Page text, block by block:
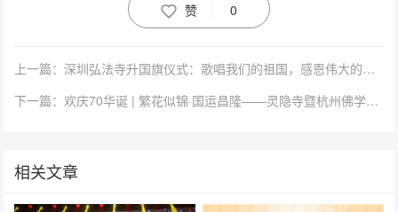
赞 0
上一篇：深圳弘法寺升国旗仪式：歌唱我们的祖国，感恩伟大的时代
下一篇：欢庆70华诞 | 繁花似锦·国运昌隆——灵隐寺暨杭州佛学院庆国庆书画扇画作品展
相关文章